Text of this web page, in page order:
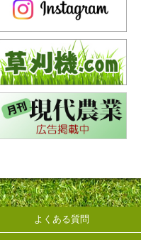
よくある質問